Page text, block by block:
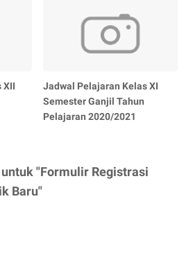
XII
Jadwal Pelajaran Kelas XI
Semester Ganjil Tahun
Pelajaran 2020/2021
"Formulir Registrasi
Baru"